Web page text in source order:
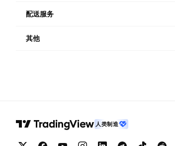
配送服务
其他
人类制造